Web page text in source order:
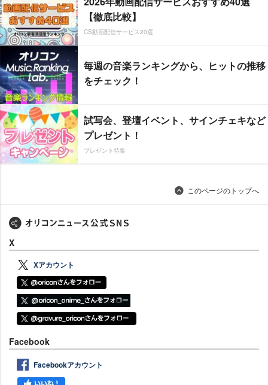
【徹底比較】
CS動画配信サービス20選
毎週の音楽ランキングから、ヒットの推移
をチェック！
試写会、登壇イベント、サインチェキなど
プレゼント！
プレゼント特集
このページのトップへ
X
Xアカウント
Facebook
Facebookアカウント